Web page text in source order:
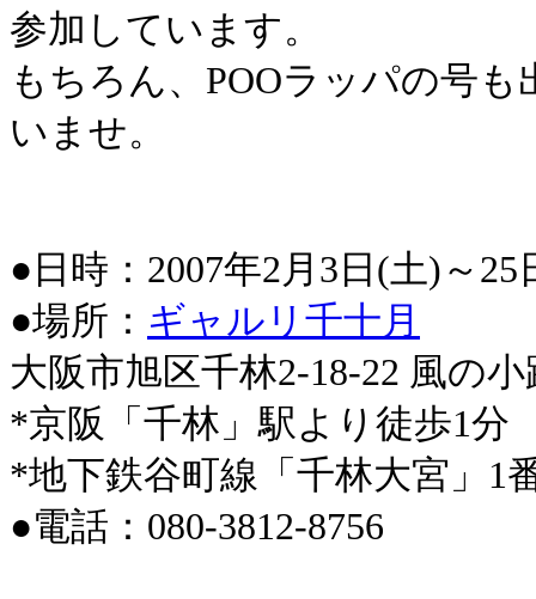
参加しています。
もちろん、POOラッパの号
いませ。
●日時：2007年2月3日(土)～
●場所： ギャルリ千十月
大阪市旭区千林2-18-22 風の
*京阪「千林」駅より徒歩1分
*地下鉄谷町線「千林大宮」1
●電話：080-3812-8756